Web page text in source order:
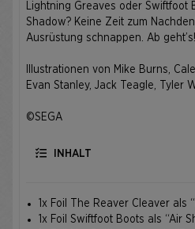
Lightning Greaves oder Swiftfoot
Shadow? Keine Zeit zum
Ausrüstung schnappen. Ab geht’s! ​
Illustrationen von Mike Burns,
Evan Stanley, Jack Teagle, Tyler
©SEGA ​
INHALT
1x Foil The Reaver Cleaver als
1x Foil Swiftfoot Boots als “Air